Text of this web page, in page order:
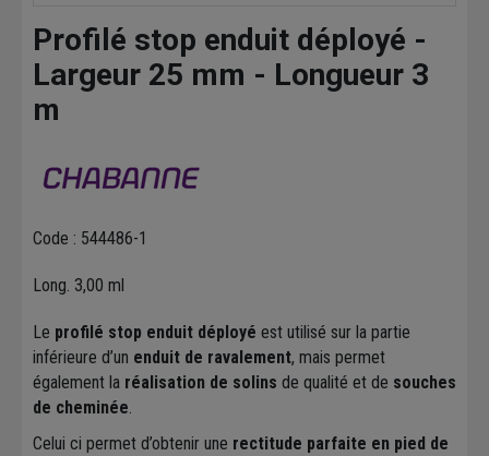
Profilé stop enduit déployé -
Largeur 25 mm - Longueur 3
m
Code : 544486-1
Long. 3,00 ml
Le profilé stop enduit déployé est utilisé sur la partie
inférieure d’un enduit de ravalement, mais permet
également la réalisation de solins de qualité et de souches
de cheminée.
Celui ci permet d’obtenir une rectitude parfaite en pied de